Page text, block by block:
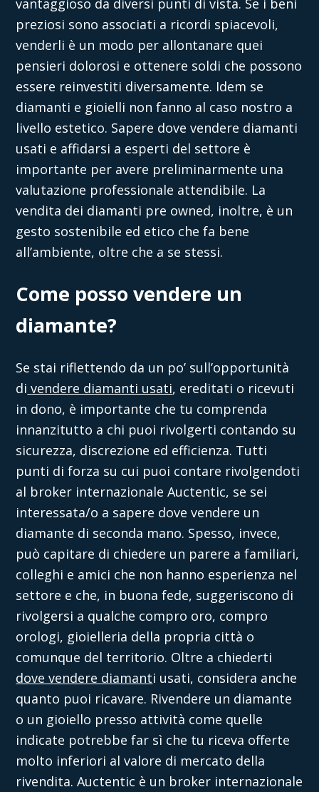
vantaggioso da diversi punti di vista. Se i beni
preziosi sono associati a ricordi spiacevoli,
venderli è un modo per allontanare quei
pensieri dolorosi e ottenere soldi che possono
essere reinvestiti diversamente. Idem se
diamanti e gioielli non fanno al caso nostro a
livello estetico. Sapere dove vendere diamanti
usati e affidarsi a esperti del settore è
importante per avere preliminarmente una
valutazione professionale attendibile. La
vendita dei diamanti pre owned, inoltre, è un
gesto sostenibile ed etico che fa bene
all’ambiente, oltre che a se stessi.
Come posso vendere un
diamante?
Se stai riflettendo da un po’ sull’opportunità
di vendere diamanti usati, ereditati o ricevuti
in dono, è importante che tu comprenda
innanzitutto a chi puoi rivolgerti contando su
sicurezza, discrezione ed efficienza. Tutti
punti di forza su cui puoi contare rivolgendoti
al broker internazionaleAuctentic, se sei
interessata/o a sapere dove vendere un
diamante di seconda mano. Spesso, invece,
può capitare di chiedere un parere a familiari,
colleghi e amici che non hanno esperienza nel
settore e che, in buona fede, suggeriscono di
rivolgersi a qualche compro oro, compro
orologi, gioielleria della propria città o
comunque del territorio. Oltre a chiederti
dove vendere diamanti usati, considera anche
quanto puoi ricavare. Rivendere un diamante
o un gioiello presso attività come quelle
indicate potrebbe far sì che tu riceva offerte
molto inferiori al valore di mercato della
rivendita.Auctentic è un broker internazionale